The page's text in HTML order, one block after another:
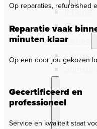
iPhone
Refurbished
iPhone
Tablets
Op reparaties, refurbished
Reparatie vaak
minuten klaar
Op een door jou gekozen
Gecertificeerd en
professioneel
Service en kwaliteit staat